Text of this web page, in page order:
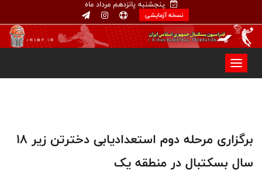
پنجشنبه پانزدهم مرداد ماه
نسخه آزمایشی
برگزاری مرحله دوم استعدادیابی دخترتن زیر ۱۸
سال بسکتبال در منطقه یک